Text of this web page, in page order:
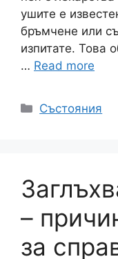
ушите е
бръмчене или
изпитате. Това
… Read more
Категории
Състояния
–
за